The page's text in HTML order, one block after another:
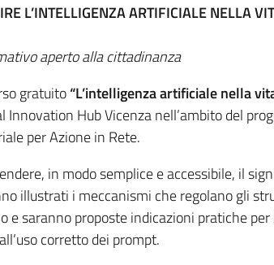
L’INTELLIGENZA ARTIFICIALE NELLA
aperto alla cittadinanza
gratuito“L’intelligenza artificiale nella
Innovation Hub Vicenza nell’ambito del
per Azione in Rete.
in modo semplice e accessibile, il
illustrati i meccanismi che regolano gli
e saranno proposte indicazioni pratiche
corretto dei prompt.